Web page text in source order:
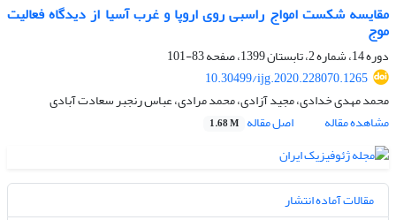
مقایسه شکست امواج راسبی روی اروپا و غرب آسیا از دیدگاه فعالیت
موج
دوره 14، شماره 2، تابستان 1399، صفحه
83-101
10.30499/ijg.2020.228070.1265
محمد مهدی خدادی، مجید آزادی، محمد مرادی، عباس رنجبر سعادت آبادی
مشاهده مقاله
اصل مقاله 1.68 M
مقالات آماده انتشار